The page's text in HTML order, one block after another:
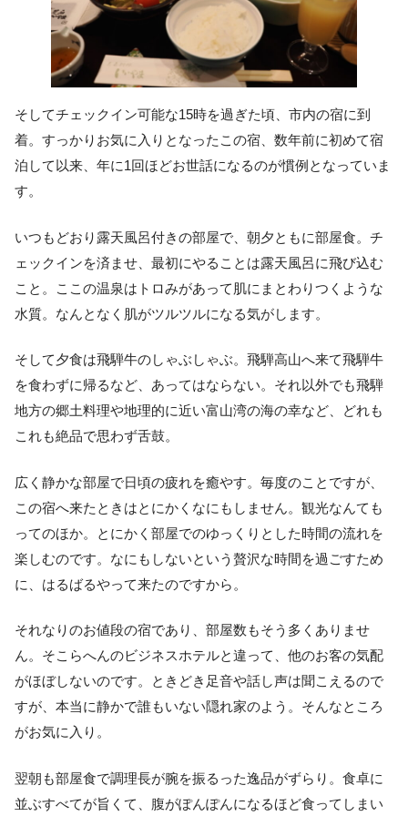
そしてチェックイン可能な15時を過ぎた頃、市内の宿に到
着。すっかりお気に入りとなったこの宿、数年前に初めて宿
泊して以来、年に1回ほどお世話になるのが慣例となっていま
す。
いつもどおり露天風呂付きの部屋で、朝夕ともに部屋食。チ
ェックインを済ませ、最初にやることは露天風呂に飛び込む
こと。ここの温泉はトロみがあって肌にまとわりつくような
水質。なんとなく肌がツルツルになる気がします。
そして夕食は飛騨牛のしゃぶしゃぶ。飛騨高山へ来て飛騨牛
を食わずに帰るなど、あってはならない。それ以外でも飛騨
地方の郷土料理や地理的に近い富山湾の海の幸など、どれも
これも絶品で思わず舌鼓。
広く静かな部屋で日頃の疲れを癒やす。毎度のことですが、
この宿へ来たときはとにかくなにもしません。観光なんても
ってのほか。とにかく部屋でのゆっくりとした時間の流れを
楽しむのです。なにもしないという贅沢な時間を過ごすため
に、はるばるやって来たのですから。
それなりのお値段の宿であり、部屋数もそう多くありませ
ん。そこらへんのビジネスホテルと違って、他のお客の気配
がほぼしないのです。ときどき足音や話し声は聞こえるので
すが、本当に静かで誰もいない隠れ家のよう。そんなところ
がお気に入り。
翌朝も部屋食で調理長が腕を振るった逸品がずらり。食卓に
並ぶすべてが旨くて、腹がぽんぽんになるほど食ってしまい